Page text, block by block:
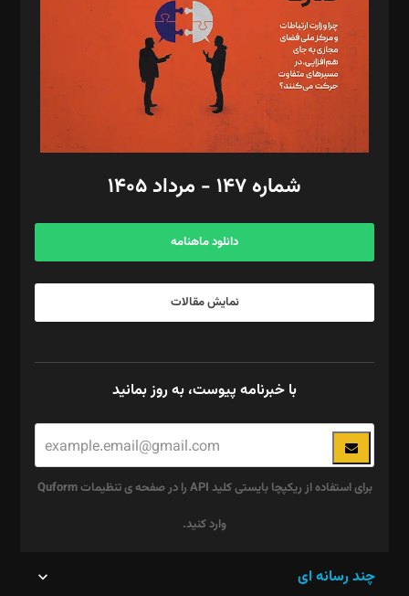
ویرایش: نگار استاد‌‌آقا
طراح یونیفرم: مجید توکلی
فیلمبرداری و عکاسی: امیر شفیعی، مانی لطفی زاده
گرافیک و صفحه‌آرایی: سید‌سبحان‌علی ثابت
مد‌یر توسعه تجاری: کامبیز برید‌
امور مالی: شاپور رهبری، محمد‌ کاظمی‌نیا
آگهی و مشترکین: ۰۹۱۹۹۹۹۰۴۵۴
شماره ۱۴۷ - مرداد ۱۴۰۵
دانلود ماهنامه
نمایش مقالات
با خبرنامه پیوست، به روز بمانید
برای استفاده از ریکپچا بایستی کلید API را در صفحه ی تنظیمات Quform
وارد کنید.
چند رسانه ای